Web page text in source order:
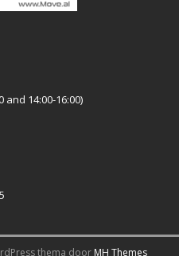
and 14:00-16:00)
thema door MH Themes